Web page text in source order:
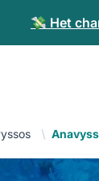
💸 Het